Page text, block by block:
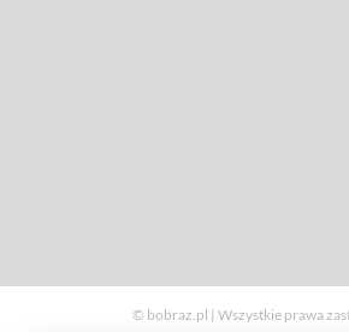
© bobraz.pl | Wszystkie prawa